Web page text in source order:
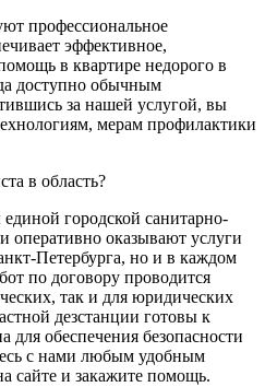
профессиональное
эффективное,
в квартире недорого в
доступно обычным
за нашей услугой, вы
мерам профилактики
в область?
городской санитарно-
оперативно оказывают услуги
Петербурга, но и в каждом
по договору проводится
так и для юридических
дезстанции готовы к
для обеспечения безопасности
с нами любым удобным
сайте и закажите помощь.